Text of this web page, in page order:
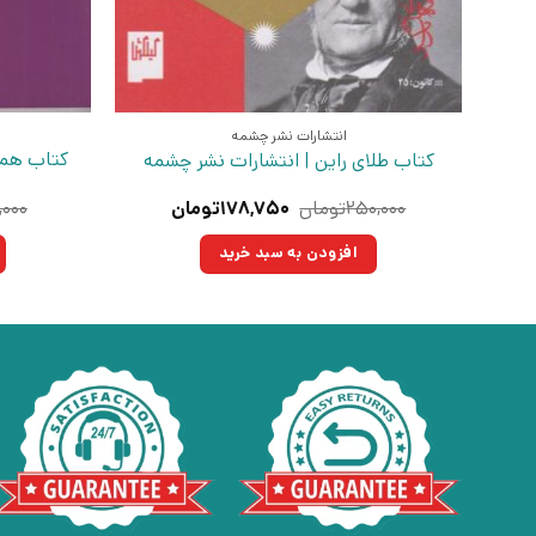
انتشارات نشر چشمه
کتاب طلای راین | انتشارات نشر چشمه
۲۵۰,۰۰۰تومان قیمت
۲۵۰,۰۰۰تومان
بود.
۱۷۸,۷۵۰تومان
افزودن به سبد خرید
کتاب